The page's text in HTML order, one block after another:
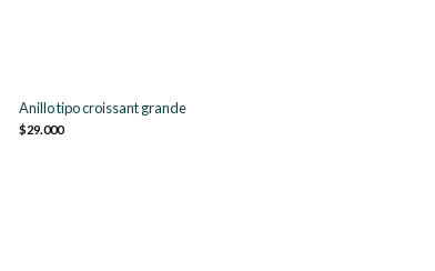
Anillo tipo croissant grande
$29.000